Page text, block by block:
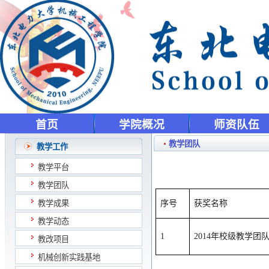
首页 学院概况 师资队伍
教学工作
教学平台
教学团队
教学成果
教学动态
教改项目
机械创新实践基地
教学团队
序号 获奖名称
1 2014年校级教学团队